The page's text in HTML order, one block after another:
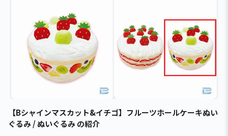
【Bシャインマスカット&イチゴ】フルーツホールケーキぬい
ぐるみ / ぬいぐるみ の紹介